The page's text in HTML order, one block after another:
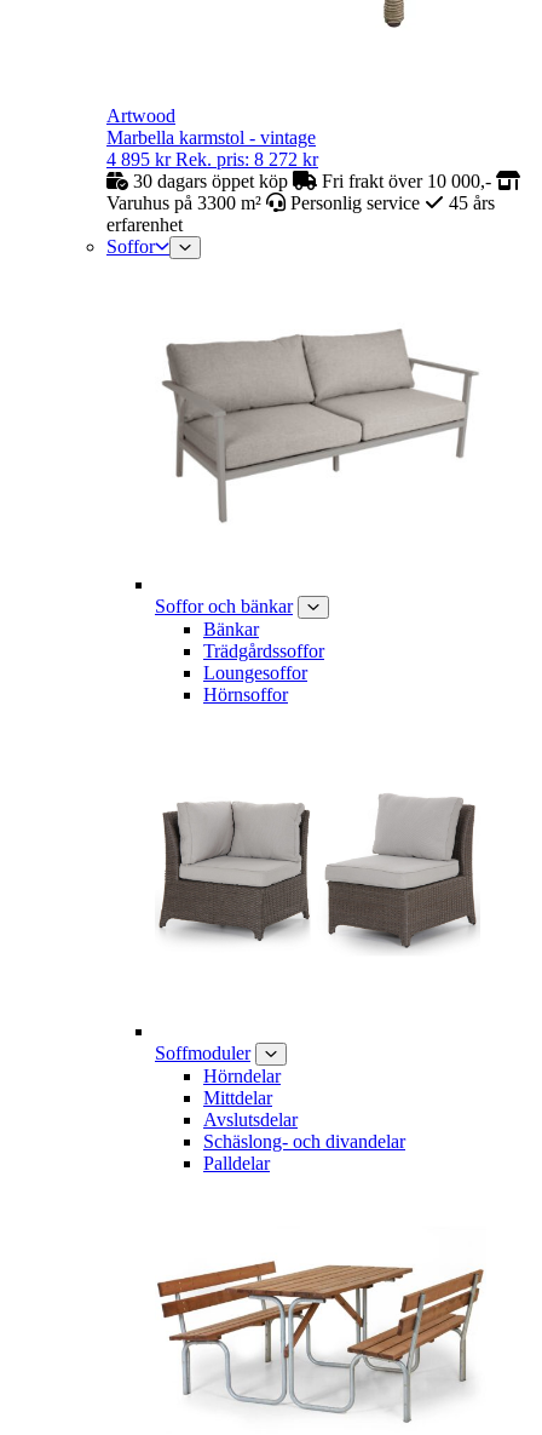
Artwood
Marbella karmstol - vintage
4 895 kr Rek. pris: 8 272 kr
30 dagars öppet köp
Fri frakt över 10 000,-
Varuhus på 3300 m²
Personlig service
45 års
erfarenhet
Soffor
Soffor och bänkar
Bänkar
Trädgårdssoffor
Loungesoffor
Hörnsoffor
Soffmoduler
Hörndelar
Mittdelar
Avslutsdelar
Schäslong- och divandelar
Palldelar